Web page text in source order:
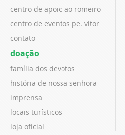
centro de apoio ao romeiro
centro de eventos pe. vitor
contato
doação
família dos devotos
história de nossa senhora
imprensa
locais turísticos
loja oficial